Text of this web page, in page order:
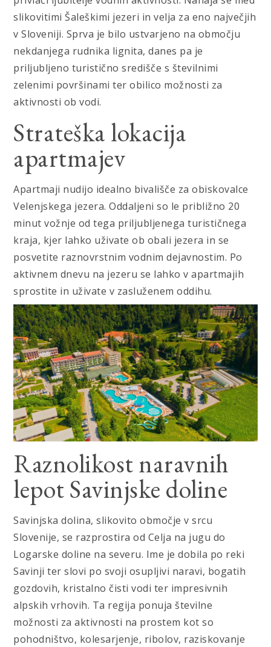
slikovitimi Šaleškimi jezeri in velja za eno največjih
v Sloveniji. Sprva je bilo ustvarjeno na območju
nekdanjega rudnika lignita, danes pa je
priljubljeno turistično središče s številnimi
zelenimi površinami ter obilico možnosti za
aktivnosti ob vodi.
Strateška lokacija
apartmajev
Apartmaji nudijo idealno bivališče za obiskovalce
Velenjskega jezera. Oddaljeni so le približno 20
minut vožnje od tega priljubljenega turističnega
kraja, kjer lahko uživate ob obali jezera in se
posvetite raznovrstnim vodnim dejavnostim. Po
aktivnem dnevu na jezeru se lahko v apartmajih
sprostite in uživate v zasluženem oddihu.
Raznolikost naravnih
lepot Savinjske doline
Savinjska dolina, slikovito območje v srcu
Slovenije, se razprostira od Celja na jugu do
Logarske doline na severu. Ime je dobila po reki
Savinji ter slovi po svoji osupljivi naravi, bogatih
gozdovih, kristalno čisti vodi ter impresivnih
alpskih vrhovih. Ta regija ponuja številne
možnosti za aktivnosti na prostem kot so
pohodništvo, kolesarjenje, ribolov, raziskovanje